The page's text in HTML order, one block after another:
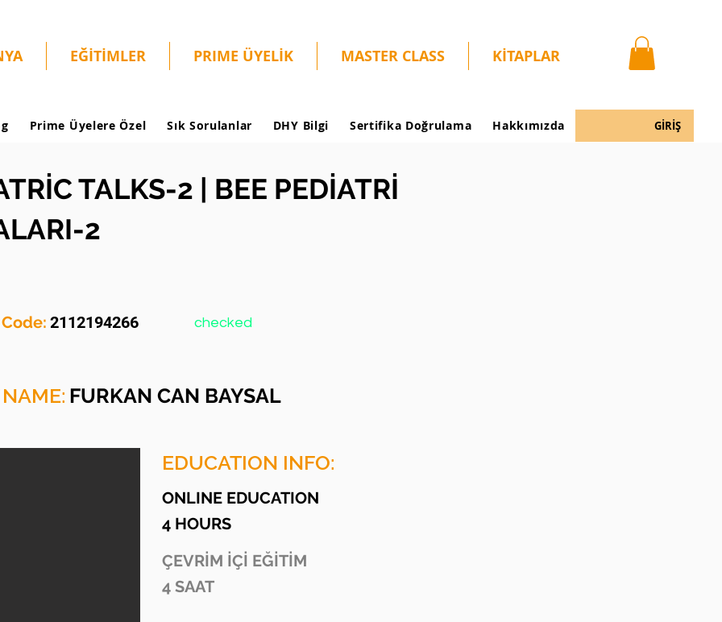
EĞİTİMLER PRIME ÜYELİK MASTER CLASS KİTAPLAR
Prime Üyelere Özel Sık Sorulanlar DHY Bilgi Sertifika Doğrulama Hakkımızda GİRİŞ
TALKS-2 | BEE PEDİATRİ
2
2112194266 checked
FURKAN CAN BAYSAL
EDUCATION INFO:
ONLINE EDUCATION
4 HOURS
ÇEVRİM İÇİ EĞİTİM
4 SAAT